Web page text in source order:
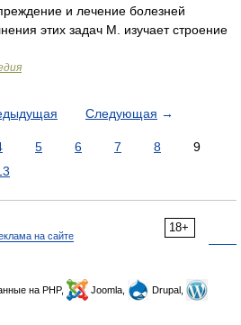
и лечение болезней
этих задач М. изучает строение
Следующая →
5 6 7 8
9
18+
на сайте
на PHP, Joomla,
Drupal,